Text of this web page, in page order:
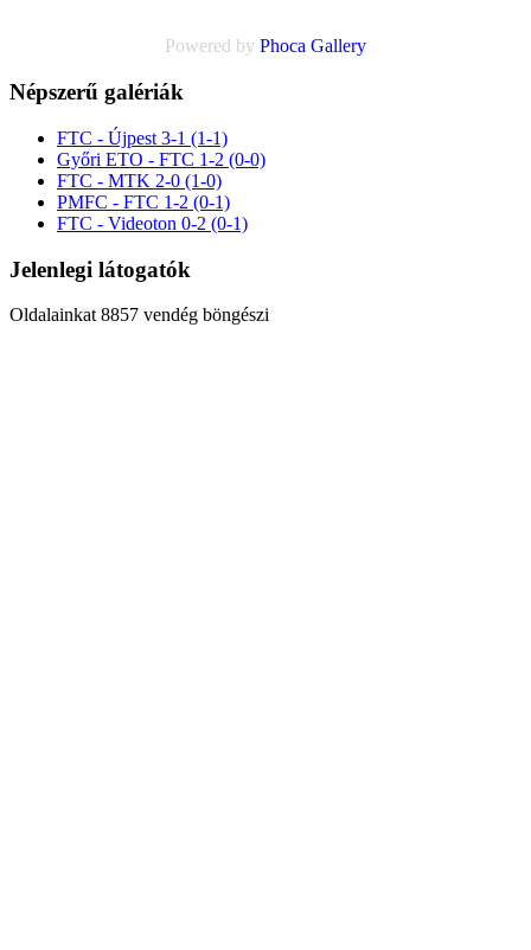
Powered by Phoca Gallery
Népszerű galériák
FTC - Újpest 3-1 (1-1)
Győri ETO - FTC 1-2 (0-0)
FTC - MTK 2-0 (1-0)
PMFC - FTC 1-2 (0-1)
FTC - Videoton 0-2 (0-1)
Jelenlegi látogatók
Oldalainkat 8857 vendég böngészi